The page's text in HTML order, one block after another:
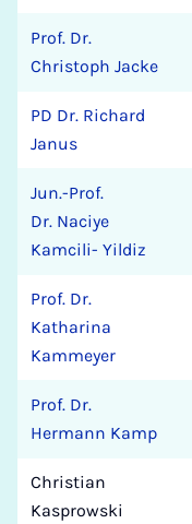
Prof. Dr.
Christoph Jacke
PD Dr. Richard
Janus
Jun.-Prof.
Dr. Naciye
Kamcili- Yildiz
Prof. Dr.
Katharina
Kammeyer
Prof. Dr.
Hermann Kamp
Christian
Kasprowski